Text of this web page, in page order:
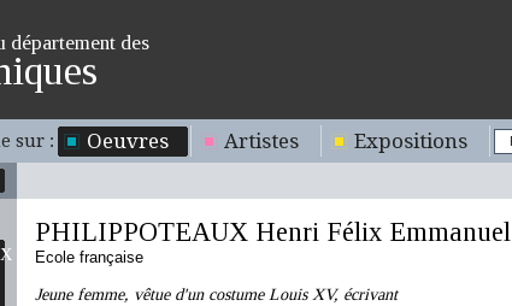
des
sur : Oeuvres Artistes Expositions
PHILIPPOTEAUX Henri Félix Emmanuel
Ecole française
Jeune femme, vêtue d'un costume Louis XV, écrivant